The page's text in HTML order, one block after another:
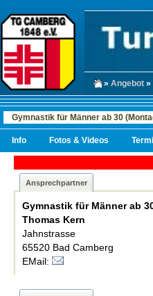
» Angebot »
Gymnastik für Männer ab 30
Info Fotos & Videos
Ansprechpartner
Gymnastik für Männer ab
Thomas Kern
Jahnstrasse
65520 Bad Camberg
EMail: